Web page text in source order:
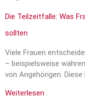
Die Teilzeitfalle: Was
sollten
Viele Frauen
– beispielsweise
von Angehörigen.
Weiterlesen